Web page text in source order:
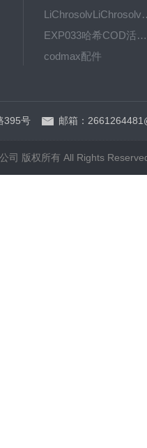
EXP033哈希COD活塞泵价格 EXP033
codmax配件
395号 邮箱：
司 版权所有 All Rights